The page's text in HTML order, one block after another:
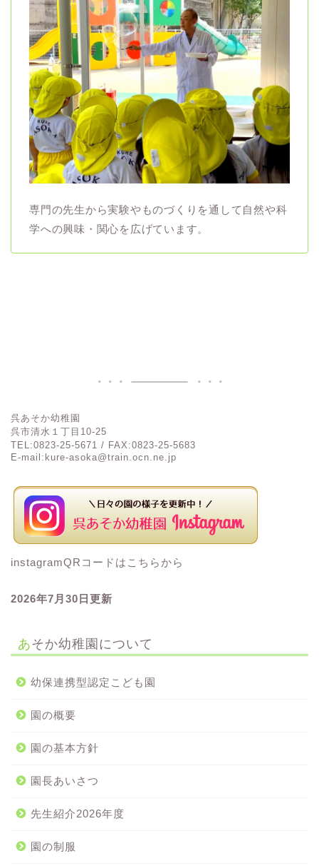
専門の先生から実験やものづくりを通して自然や科
学への興味・関心を広げています。
呉あそか幼稚園
呉市清水１丁目 10-25
TEL:0823-25-5671 / FAX:0823-25-5683
E-mail:kure-asoka@train.ocn.ne.jp
instagramQRコードはこちらから
2026年7 月30 日更新
あそか幼稚園について
幼保連携型認定こども園
園の概要
園の基本方針
園長あいさつ
先生紹介2026年度
園の制服